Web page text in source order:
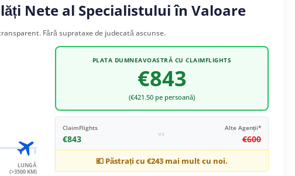
Nete al Specialistului în Valoare
Fără suprataxe de judecată ascunse.
LUNGĂ
(>3500 KM)
PLATA DUMNEAVOASTRĂ CU CLAIMFLIGHTS
€843
(€421.50 pe persoană)
ClaimFlights
€843 vs
Alte Agenții*
€600
💶 Păstrați cu€243 mai mult cu noi.